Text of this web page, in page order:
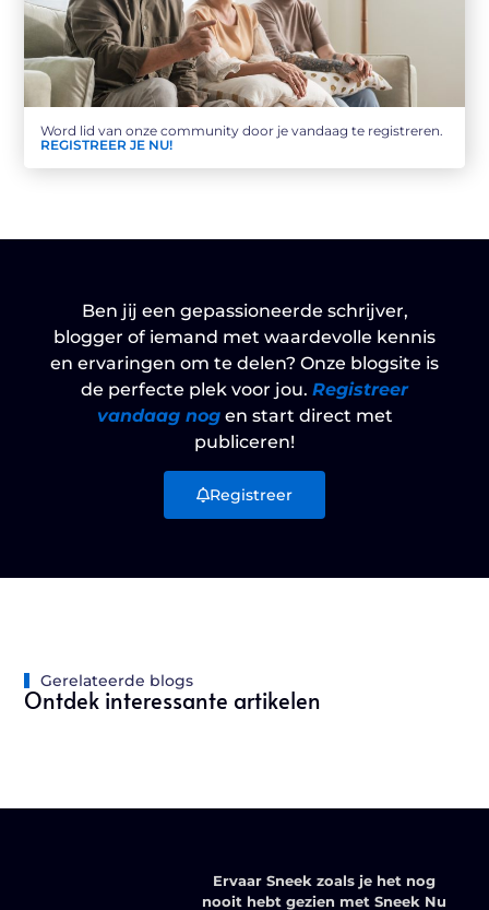
Word lid van onze community door je vandaag te registreren.
REGISTREER JE NU!
Ben jij een gepassioneerde schrijver,
blogger of iemand met waardevolle kennis
en ervaringen om te delen? Onze blogsite is
de perfecte plek voor jou. Registreer
vandaag nogen start direct met
publiceren!
Registreer
Gerelateerde blogs
Ontdek interessante artikelen
Ervaar Sneek zoals je het nog
nooit hebt gezien met Sneek Nu